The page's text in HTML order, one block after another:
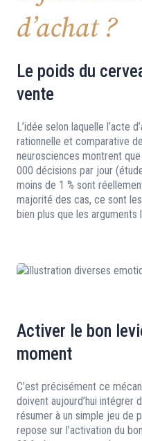
d’achat ?
Le poids du
vente
L’idée selon laquelle l’acte
rationnelle et comparative
neurosciences montrent
000 décisions par jour
moins de 1 % sont
majorité des cas, ce sont
bien plus que les arguments
Activer le bon
moment
C’est précisément ce
doivent aujourd’hui intégrer
résumer à un simple jeu de
repose sur l’activation du